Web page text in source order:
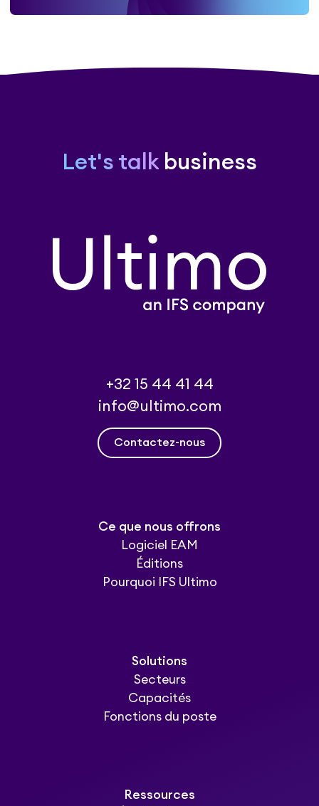
Let's talk business
+32 15 44 41 44
info@ultimo.com
Contactez-nous
Ce que nous offrons
Logiciel EAM
Éditions
Pourquoi IFS Ultimo
Solutions
Secteurs
Capacités
Fonctions du poste
Ressources